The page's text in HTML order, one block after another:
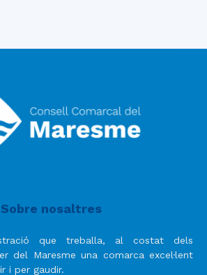
Sobre nosaltres
que treballa, al costat dels
del Maresme una comarca excel·lent
i per gaudir.